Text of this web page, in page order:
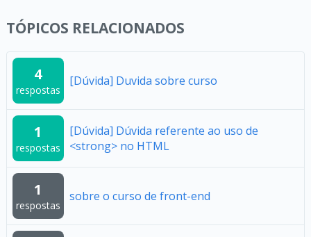
TÓPICOS RELACIONADOS
4
respostas
[Dúvida] Duvida sobre curso
1
respostas
[Dúvida] Dúvida referente ao uso de
<strong> no HTML
1
respostas
sobre o curso de front-end